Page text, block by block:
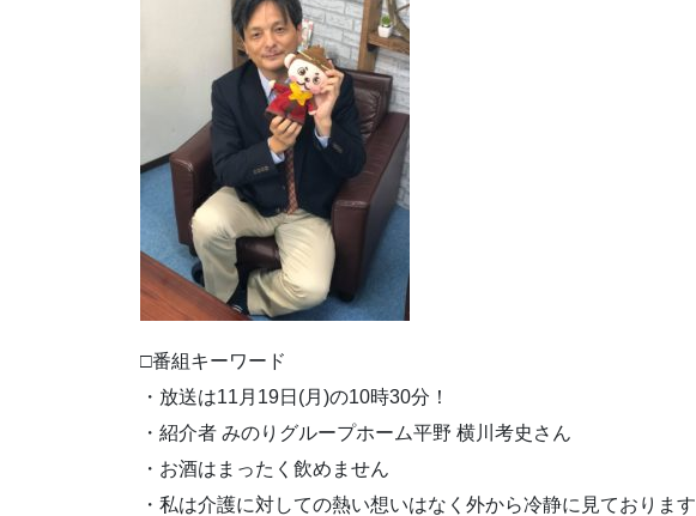
□番組キーワード
・放送は11月19日(月)の10時30分！
・紹介者 みのりグループホーム平野 横川考史さん
・お酒はまったく飲めません
・私は介護に対しての熱い想いはなく外から冷静に見ております